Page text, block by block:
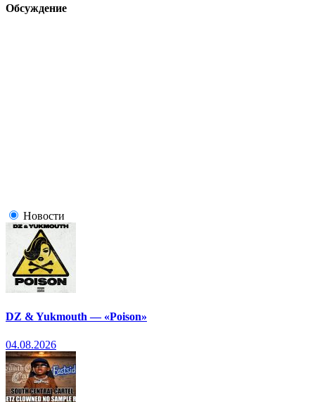
Обсуждение
Новости
DZ & Yukmouth — «Poison»
04.08.2026